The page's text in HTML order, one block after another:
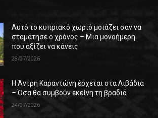
Αυτό το κυπριακό χωριό μοιάζει σαν να
σταμάτησε ο χρόνος – Μια μονοήμερη
που αξίζει να κάνεις
28/07/2026
Η Άντρη Καραντώνη έρχεται στα Λιβάδια
– Όσα θα συμβούν εκείνη τη βραδιά
24/07/2026